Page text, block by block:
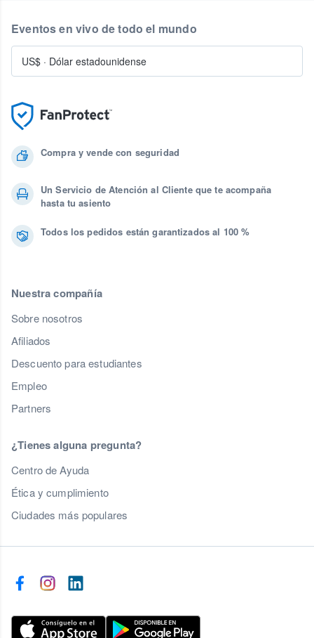
Compra y vende con seguridad
Un Servicio de Atención al Cliente que te acompaña
hasta tu asiento
Todos los pedidos están garantizados al 100 %
Nuestra compañía
Sobre nosotros
Afiliados
Descuento para estudiantes
Empleo
Partners
¿Tienes alguna pregunta?
Centro de Ayuda
Ética y cumplimiento
Ciudades más populares
Eventos en vivo de todo el mundo
US$ · Dólar estadounidense